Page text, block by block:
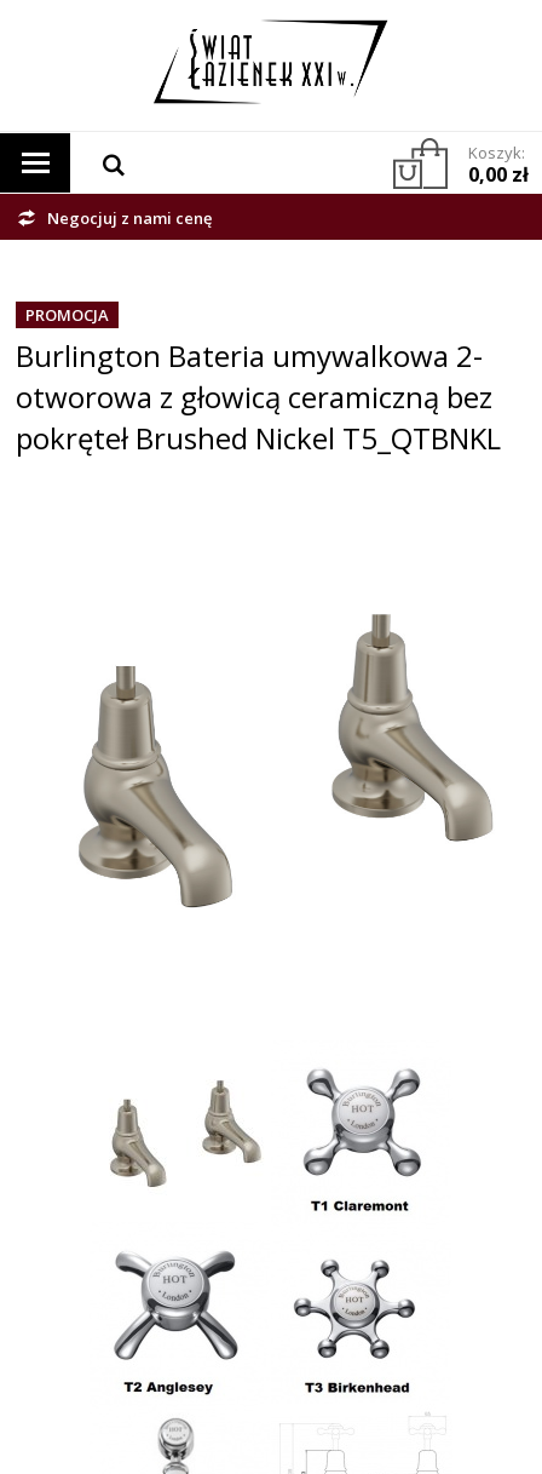
Koszyk:
0,00 zł
Negocjuj z nami cenę
PROMOCJA
Burlington Bateria umywalkowa 2-
otworowa z głowicą ceramiczną bez
pokręteł Brushed Nickel T5_QTBNKL